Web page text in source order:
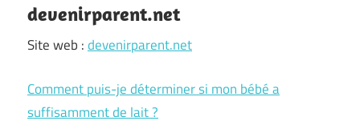
devenirparent.net
Site web :devenirparent.net
Comment puis-je déterminer si mon bébé a
suffisamment de lait ?